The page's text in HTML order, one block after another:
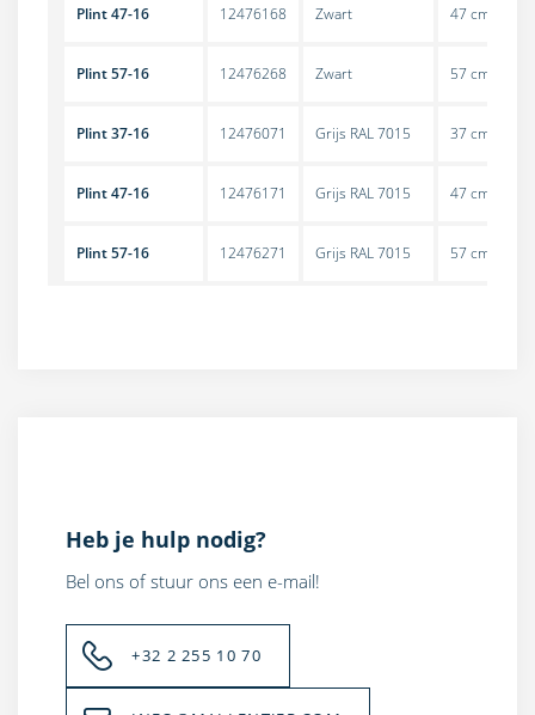
Plint 47-16 12476168 Zwart 47 cm
Plint 57-16 12476268 Zwart 57 cm
Plint 37-16 12476071 Grijs RAL 7015 37 cm
Plint 47-16 12476171 Grijs RAL 7015 47 cm
Plint 57-16 12476271 Grijs RAL 7015 57 cm
Heb je hulp nodig?
Bel ons of stuur ons een e-mail!
+32 2 255 10 70